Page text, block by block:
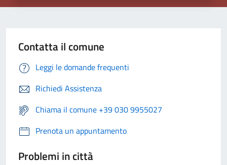
Contatta il comune
Leggi le domande frequenti
Richiedi Assistenza
Chiama il comune +39 030 9955027
Prenota un appuntamento
Problemi in città